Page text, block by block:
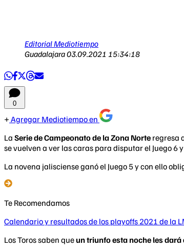
Editorial Mediotiempo
Guadalajara03.09.2021 15:34:18
0
Agregar Mediotiempo en
La Serie de Campeonato de la Zona Norte regresa
se vuelven a ver las caras para disputar el Juego 6
La novena jalisciense ganó el Juego 5 y con ello
Te Recomendamos
Calendario y resultados de los playoffs 2021 de la
Los Toros saben queun triunfo esta noche les dará